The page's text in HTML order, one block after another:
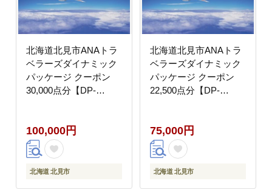
北海道北見市ANAトラ
ベラーズダイナミック
パッケージ クーポン
30,000点分【DP-
100,000円
北海道 北見市
北海道北見市ANAトラ
ベラーズダイナミック
パッケージ クーポン
22,500点分【DP-
75,000円
北海道 北見市